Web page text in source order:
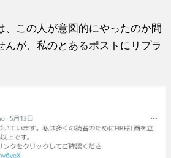
、この人が意図的にやったのか間
んが、私のとあるポストにリプラ